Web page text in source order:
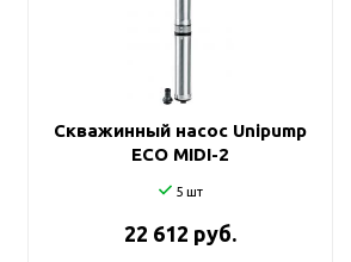
Скважинный насос Unipump
ECO MIDI-2
5 шт
22 612 руб.